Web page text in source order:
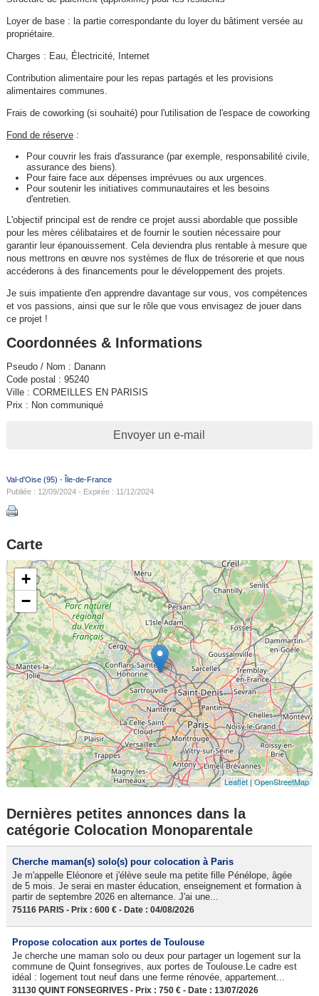
Loyer de base : la partie correspondante du loyer du bâtiment versée au
propriétaire.
Charges : Eau, Électricité, Internet
Contribution alimentaire pour les repas partagés et les provisions
alimentaires communes.
Frais de coworking (si souhaité) pour l'utilisation de l'espace de coworking
Fond de réserve:
Pour couvrir les frais d'assurance (par exemple, responsabilité civile,
assurance des biens).
Pour faire face aux dépenses imprévues ou aux urgences.
Pour soutenir les initiatives communautaires et les besoins
d'entretien.
L'objectif principal est de rendre ce projet aussi abordable que possible
pour les mères célibataires et de fournir le soutien nécessaire pour
garantir leur épanouissement. Cela deviendra plus rentable à mesure que
nous mettrons en œuvre nos systèmes de flux de trésorerie et que nous
accéderons à des financements pour le développement des projets.
Je suis impatiente d'en apprendre davantage sur vous, vos compétences
et vos passions, ainsi que sur le rôle que vous envisagez de jouer dans
ce projet !
Coordonnées & Informations
Pseudo / Nom : Danann
Code postal : 95240
Ville : CORMEILLES EN PARISIS
Prix : Non communiqué
Envoyer un e-mail
Val-d'Oise (95) - Île-de-France
Publiée : 12/09/2024 - Expirée : 11/12/2024
Carte
+
−
Leaflet |OpenStreetMap
Dernières petites annonces dans la
catégorie Colocation Monoparentale
Cherche maman(s) solo(s) pour colocation à Paris
Je m'appelle Eléonore et j'élève seule ma petite fille Pénélope, âgée
de 5 mois. Je serai en master éducation, enseignement et formation à
partir de septembre 2026 en alternance. J'ai une...
75116 PARIS - Prix : 600 € - Date : 04/08/2026
Propose colocation aux portes de Toulouse
Je cherche une maman solo ou deux pour partager un logement sur la
commune de Quint fonsegrives, aux portes de Toulouse.Le cadre est
idéal : logement tout neuf dans une ferme rénovée, appartement...
31130 QUINT FONSEGRIVES - Prix : 750 € - Date : 13/07/2026